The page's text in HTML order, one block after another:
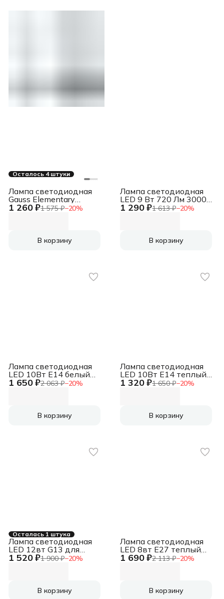
Осталось 4 штуки
1 260 ₽1 575 ₽−20%
Лампа светодиодная
Gauss Elementary
23220LED A60 E27
В корзину
1 290 ₽1 613 ₽−20%
Лампа светодиодная
LED 9 Вт 720 Лм 3000К
GU5.3 (софит) теплая
В корзину
1 650 ₽2 063 ₽−20%
Лампа светодиодная
LED 10Вт Е14 белый
матовая свеча
В корзину
1 320 ₽1 650 ₽−20%
Лампа светодиодная
LED 10Вт Е14 теплый
матовая свеча
В корзину
Осталась 1 штука
1 520 ₽1 900 ₽−20%
Лампа светодиодная
LED 12вт G13 для
мясных прилавков
В корзину
1 690 ₽2 113 ₽−20%
Лампа светодиодная
LED 8вт E27 теплый
матовый шар ОНЛАЙТ
В корзину